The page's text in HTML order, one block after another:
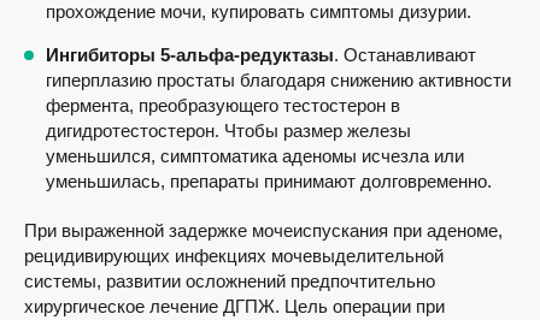
прохождение мочи, купировать симптомы дизурии.
Ингибиторы 5-альфа-редуктазы. Останавливают
гиперплазию простаты благодаря снижению активности
фермента, преобразующего тестостерон в
дигидротестостерон. Чтобы размер железы
уменьшился, симптоматика аденомы исчезла или
уменьшилась, препараты принимают долговременно.
При выраженной задержке мочеиспускания при аденоме,
рецидивирующих инфекциях мочевыделительной
системы, развитии осложнений предпочтительно
хирургическое лечение ДГПЖ. Цель операции при